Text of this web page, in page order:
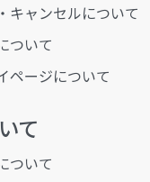
キャンセルについて
ついて
ページについて
て
ついて